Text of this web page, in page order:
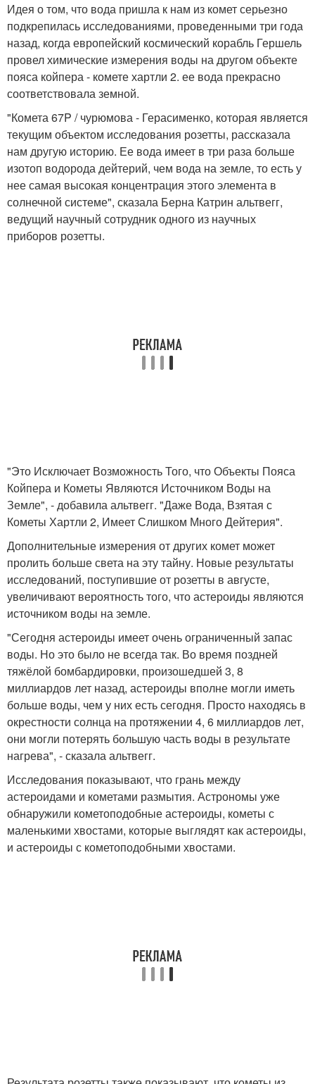
Идея о том, что вода пришла к нам из комет серьезно
подкрепилась исследованиями, проведенными три года
назад, когда европейский космический корабль Гершель
провел химические измерения воды на другом объекте
пояса койпера - комете хартли 2. ее вода прекрасно
соответствовала земной.
"Комета 67P / чурюмова - Герасименко, которая является
текущим объектом исследования розетты, рассказала
нам другую историю. Ее вода имеет в три раза больше
изотоп водорода дейтерий, чем вода на земле, то есть у
нее самая высокая концентрация этого элемента в
солнечной системе", сказала Берна Катрин альтвегг,
ведущий научный сотрудник одного из научных
приборов розетты.
"Это Исключает Возможность Того, что Объекты Пояса
Койпера и Кометы Являются Источником Воды на
Земле", - добавила альтвегг. "Даже Вода, Взятая с
Кометы Хартли 2, Имеет Слишком Много Дейтерия".
Дополнительные измерения от других комет может
пролить больше света на эту тайну. Новые результаты
исследований, поступившие от розетты в августе,
увеличивают вероятность того, что астероиды являются
источником воды на земле.
"Сегодня астероиды имеет очень ограниченный запас
воды. Но это было не всегда так. Во время поздней
тяжёлой бомбардировки, произошедшей 3, 8
миллиардов лет назад, астероиды вполне могли иметь
больше воды, чем у них есть сегодня. Просто находясь в
окрестности солнца на протяжении 4, 6 миллиардов лет,
они могли потерять большую часть воды в результате
нагрева", - сказала альтвегг.
Исследования показывают, что грань между
астероидами и кометами размытия. Астрономы уже
обнаружили кометоподобные астероиды, кометы с
маленькими хвостами, которые выглядят как астероиды,
и астероиды с кометоподобными хвостами.